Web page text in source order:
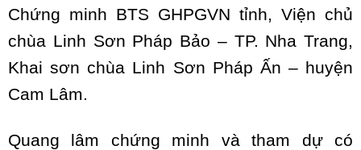
Chứng minh BTS GHPGVN tỉnh, Viện chủ
chùa Linh Sơn Pháp Bảo – TP. Nha Trang,
Khai sơn chùa Linh Sơn Pháp Ấn – huyện
Cam Lâm.
Quang lâm chứng minh và tham dự có